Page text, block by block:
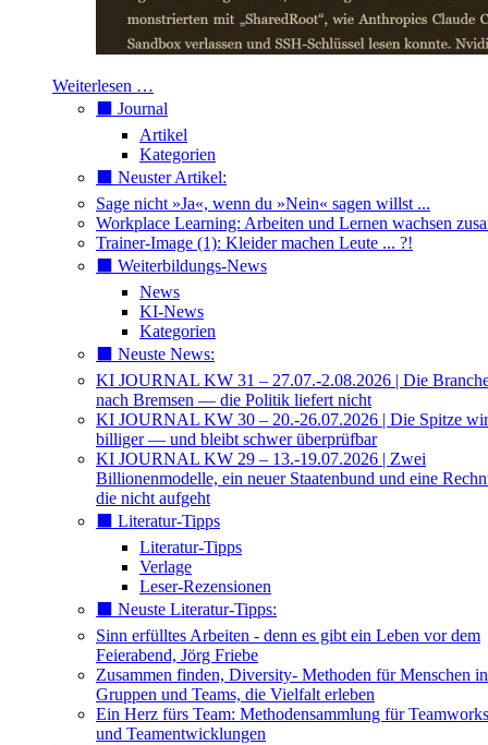
Weiterlesen …
⬛️ Journal
Artikel
Kategorien
⬛️ Neuster Artikel:
Sage nicht »Ja«, wenn du »Nein« sagen willst ...
Workplace Learning: Arbeiten und Lernen wachsen
Trainer-Image (1): Kleider machen Leute ... ?!
⬛️ Weiterbildungs-News
News
KI-News
Kategorien
⬛️ Neuste News:
KI JOURNAL KW 31 – 27.07.-2.08.2026 | Die
nach Bremsen — die Politik liefert nicht
KI JOURNAL KW 30 – 20.-26.07.2026 | Die Spitze
billiger — und bleibt schwer überprüfbar
KI JOURNAL KW 29 – 13.-19.07.2026 | Zwei
Billionenmodelle, ein neuer Staatenbund und eine
die nicht aufgeht
⬛️ Literatur-Tipps
Literatur-Tipps
Verlage
Leser-Rezensionen
⬛️ Neuste Literatur-Tipps:
Sinn erfülltes Arbeiten - denn es gibt ein Leben vor dem
Feierabend, Jörg Friebe
Zusammen finden, Diversity- Methoden für Menschen in
Gruppen und Teams, die Vielfalt erleben
Ein Herz fürs Team: Methodensammlung für
und Teamentwicklungen